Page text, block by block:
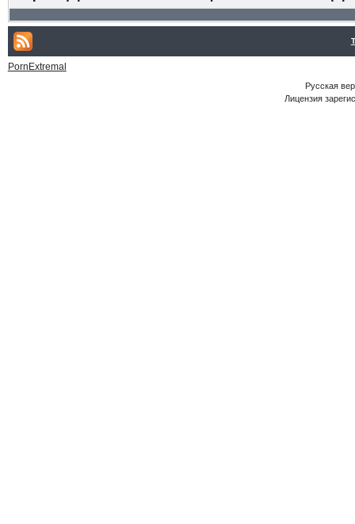
PornExtremal
Русская
Лицензия